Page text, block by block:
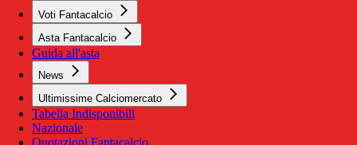
Voti Fantacalcio
Asta Fantacalcio
Guida all'asta
News
Ultimissime Calciomercato
Tabella Indisponibili
Nazionale
Quotazioni Fantacalcio